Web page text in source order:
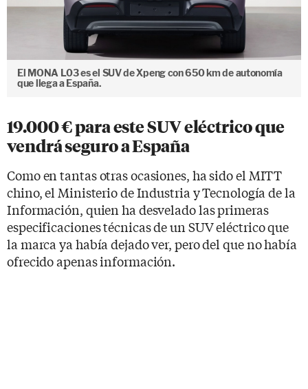
El MONA L03 es el SUV de Xpeng con 650 km de autonomía
que llega a España.
19.000 € para este SUV eléctrico que
vendrá seguro a España
Como en tantas otras ocasiones, ha sido el MITT
chino, el Ministerio de Industria y Tecnología de la
Información, quien ha desvelado las primeras
especificaciones técnicas de un SUV eléctrico que
la marca ya había dejado ver, pero del que no había
ofrecido apenas información.